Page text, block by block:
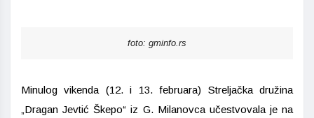
foto: gminfo.rs
Minulog vikenda (12. i 13. februara) Streljačka družina
„Dragan Jevtić Škepo“ iz G. Milanovca učestvovala je na